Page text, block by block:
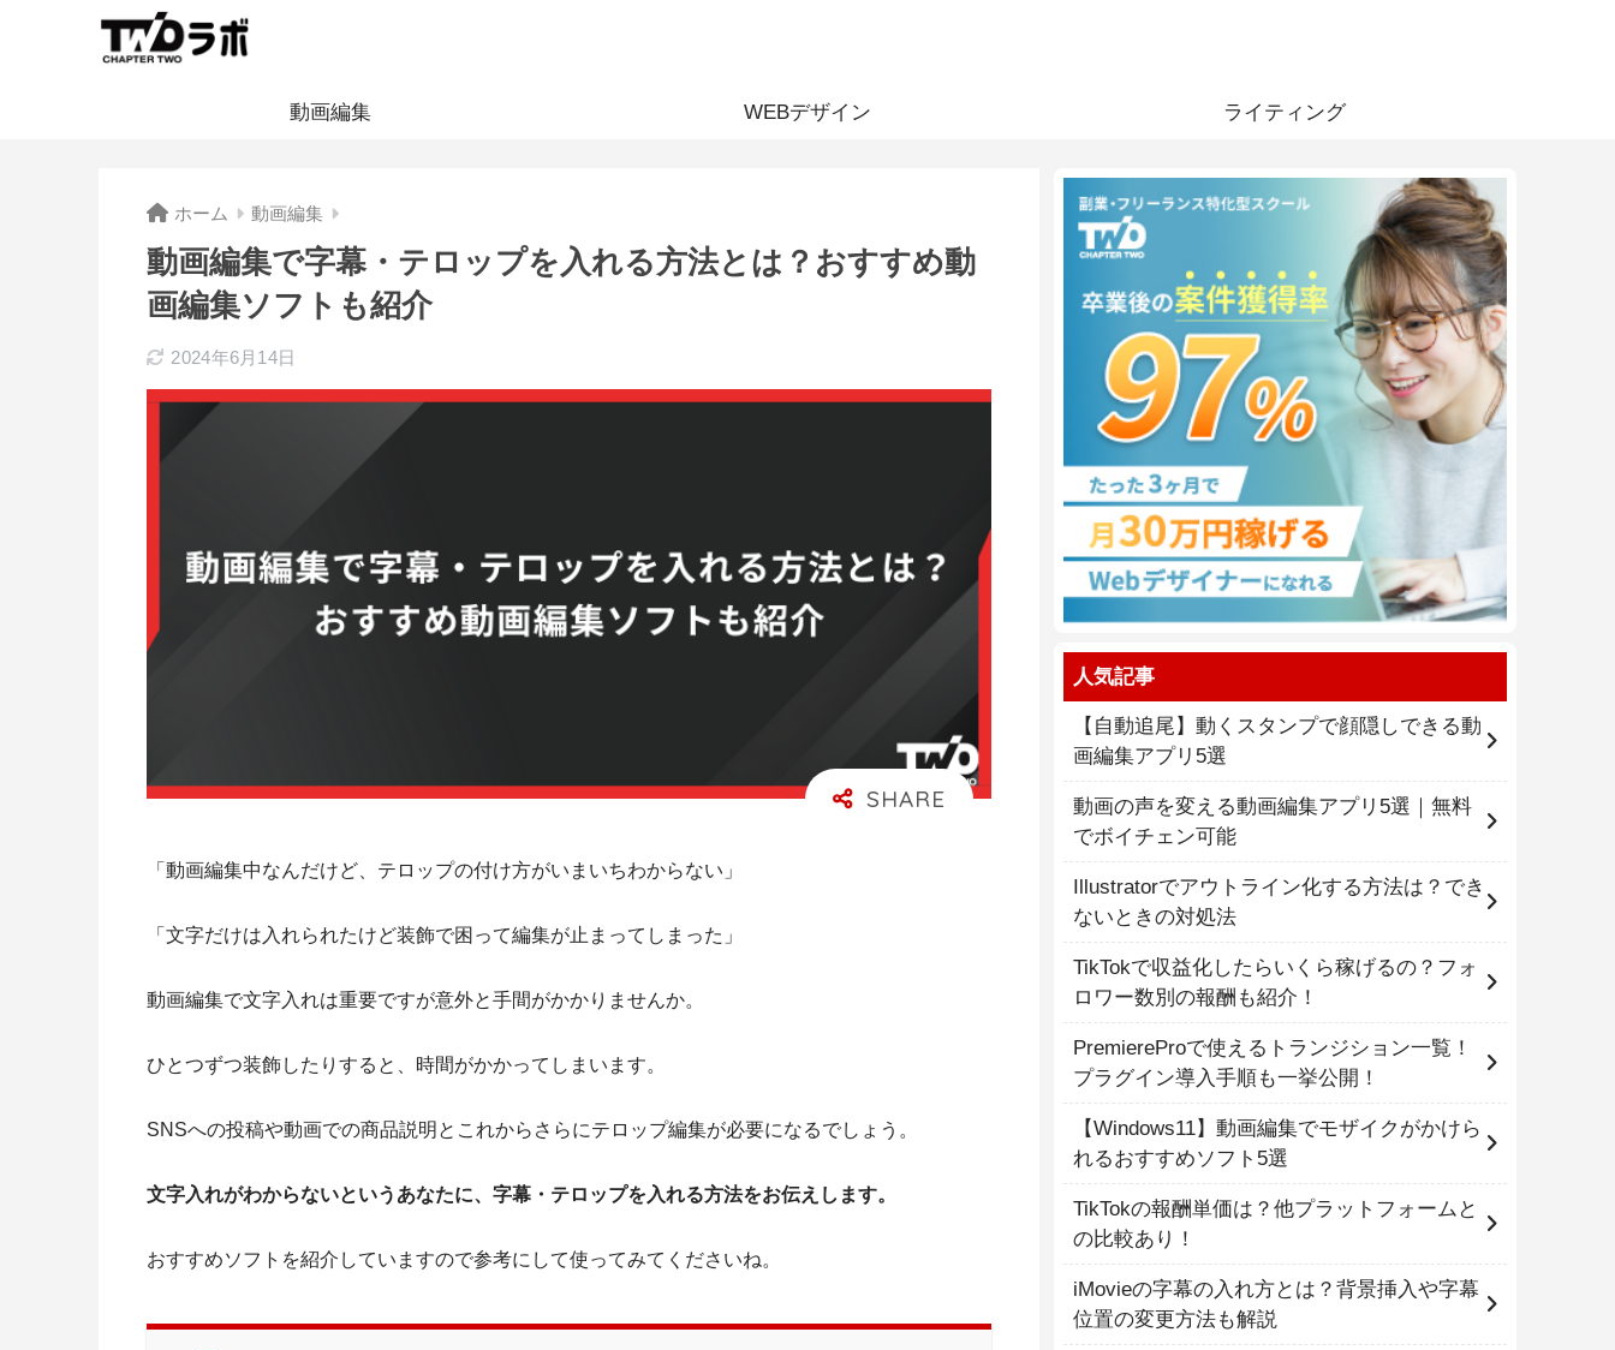
動画編集 WEBデザイン ライティング
ホーム 動画編集
動画編集で字幕・テロップを入れる方法とは？おすすめ動
画編集ソフトも紹介
2024年6月14日
「動画編集中なんだけど、テロップの付け方がいまいちわからない」
「文字だけは入れられたけど装飾で困って編集が止まってしまった」
動画編集で文字入れは重要ですが意外と手間がかかりませんか。
ひとつずつ装飾したりすると、時間がかかってしまいます。
SNSへの投稿や動画での商品説明とこれからさらにテロップ編集が必要になるでしょう。
文字入れがわからないというあなたに、字幕・テロップを入れる方法をお伝えします。
おすすめソフトを紹介していますので参考にして使ってみてくださいね。
人気記事
【自動追尾】動くスタンプで顔隠しできる動
画編集アプリ5選
動画の声を変える動画編集アプリ5選｜無料
でボイチェン可能
Illustratorでアウトライン化する方法は？でき
ないときの対処法
TikTokで収益化したらいくら稼げるの？フォ
ロワー数別の報酬も紹介！
PremiereProで使えるトランジション一覧！
プラグイン導入手順も一挙公開！
【Windows11】動画編集でモザイクがかけら
れるおすすめソフト5選
TikTokの報酬単価は？他プラットフォームと
の比較あり！
iMovieの字幕の入れ方とは？背景挿入や字幕
位置の変更方法も解説